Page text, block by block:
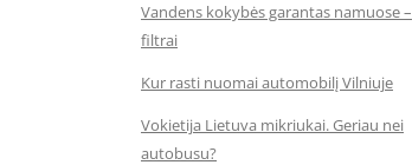
Vandens kokybės garantas namuose –
filtrai
Kur rasti nuomai automobilį Vilniuje
Vokietija Lietuva mikriukai. Geriau nei
autobusu?